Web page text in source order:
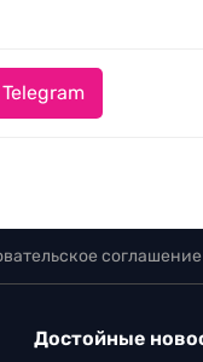
соглашение
Достойные